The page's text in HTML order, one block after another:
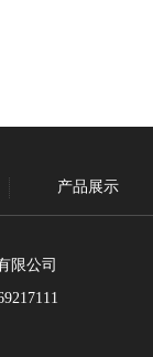
产品展示
限公司